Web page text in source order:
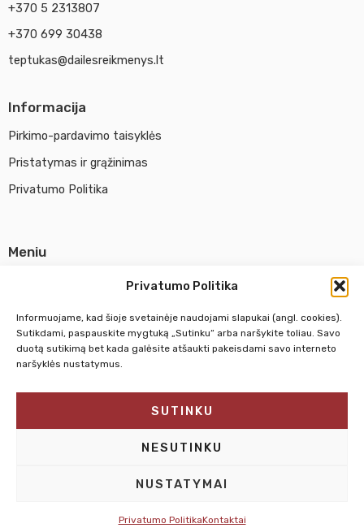
Privatumo Politika
Informuojame, kad šioje svetainėje naudojami slapukai (angl. cookies).
Sutikdami, paspauskite mygtuką „Sutinku“ arba naršykite toliau. Savo
duotą sutikimą bet kada galėsite atšaukti pakeisdami savo interneto
naršyklės nustatymus.
SUTINKU
NESUTINKU
NUSTATYMAI
Privatumo PolitikaKontaktai
+370 5 2313807
+370 699 30438
teptukas@dailesreikmenys.lt
Informacija
Pirkimo-pardavimo taisyklės
Pristatymas ir grąžinimas
Privatumo Politika
Meniu
Susisiekti su mumis
© 2025 – Dailesreikmenys.lt | Sprendimas: Interplace